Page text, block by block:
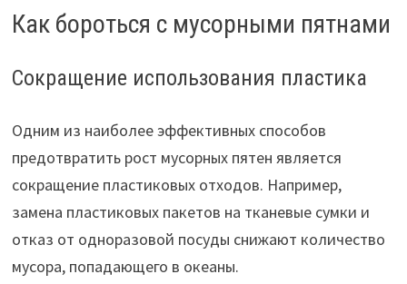
Как бороться с мусорными пятнами
Сокращение использования пластика
Одним из наиболее эффективных способов
предотвратить рост мусорных пятен является
сокращение пластиковых отходов. Например,
замена пластиковых пакетов на тканевые сумки и
отказ от одноразовой посуды снижают количество
мусора, попадающего в океаны.